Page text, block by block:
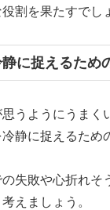
割を果たすでし
に捉えるため
うようにうまく
静に捉えるため
失敗や心折れそ
えましょう。